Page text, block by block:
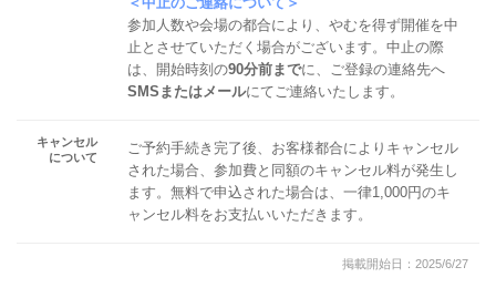
参加人数や会場の都合により、やむを得ず開催を中
止とさせていただく場合がございます。中止の際
は、開始時刻の90分前までに、ご登録の連絡先へ
SMSまたはメールにてご連絡いたします。
キャンセル
について
ご予約手続き完了後、お客様都合によりキャンセル
された場合、参加費と同額のキャンセル料が発生し
ます。無料で申込された場合は、一律1,000円のキ
ャンセル料をお支払いいただきます。
掲載開始日：2025/6/27